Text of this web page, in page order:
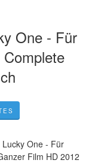
One - Für
One - Für
Film HD 2012